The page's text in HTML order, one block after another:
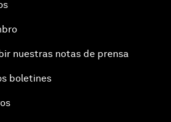
nuestras notas de prensa
boletines